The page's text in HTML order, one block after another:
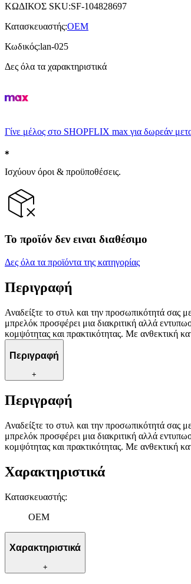
ΚΩΔΙΚΟΣ SKU:SF-104828697
Κατασκευαστής:OEM
Κωδικός:lan-025
Δες όλα τα χαρακτηριστικά
Γίνε μέλος στο SHOPFLIX max για δωρεάν
Ισχύουν όροι & προϋποθέσεις.
Το προϊόν δεν ειναι διαθέσιμο
Δες όλα τα προϊόντα της κατηγορίας
Περιγραφή
Αναδείξτε το στυλ και την προσωπικότητά σας
μπρελόκ προσφέρει μια διακριτική αλλά
κομψότητας και πρακτικότητας. Με ανθεκτική
Περιγραφή
+
Περιγραφή
Αναδείξτε το στυλ και την προσωπικότητά σας
μπρελόκ προσφέρει μια διακριτική αλλά
κομψότητας και πρακτικότητας. Με ανθεκτική
Χαρακτηριστικά
Κατασκευαστής:
OEM
Χαρακτηριστικά
+